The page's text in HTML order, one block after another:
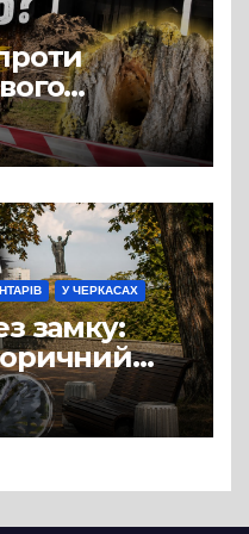
на
всохли
чи
У ЧЕРКАСАХ
замку: